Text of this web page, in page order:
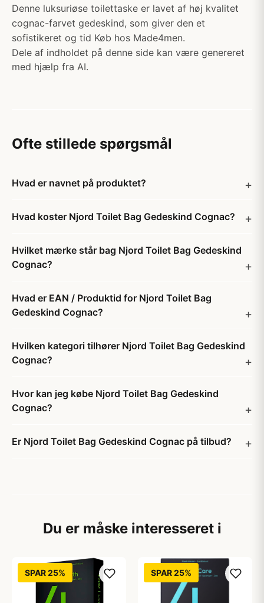
Denne luksuriøse toilettaske er lavet af høj kvalitet
cognac-farvet gedeskind, som giver den et
sofistikeret og tid Køb hos Made4men.
Dele af indholdet på denne side kan være genereret
med hjælp fra AI.
Ofte stillede spørgsmål
Hvad er navnet på produktet?
Hvad koster Njord Toilet Bag Gedeskind Cognac?
Hvilket mærke står bag Njord Toilet Bag Gedeskind
Cognac?
Hvad er EAN / Produktid for Njord Toilet Bag
Gedeskind Cognac?
Hvilken kategori tilhører Njord Toilet Bag Gedeskind
Cognac?
Hvor kan jeg købe Njord Toilet Bag Gedeskind
Cognac?
Er Njord Toilet Bag Gedeskind Cognac på tilbud?
Du er måske interesseret i
SPAR 25% SPAR 25%